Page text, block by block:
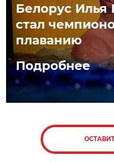
Белорус
стал
плаванию
Подробнее